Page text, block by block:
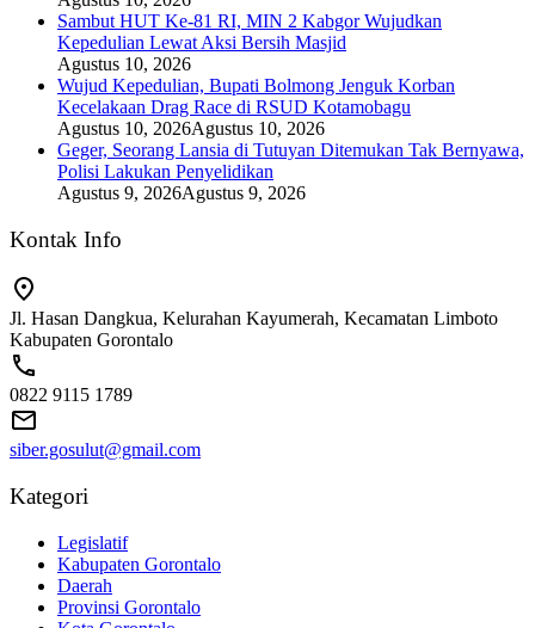
Sambut HUT Ke-81 RI, MIN 2 Kabgor Wujudkan
Kepedulian Lewat Aksi Bersih Masjid
Agustus 10, 2026
Wujud Kepedulian, Bupati Bolmong Jenguk Korban
Kecelakaan Drag Race di RSUD Kotamobagu
Agustus 10, 2026Agustus 10, 2026
Geger, Seorang Lansia di Tutuyan Ditemukan Tak Bernyawa,
Polisi Lakukan Penyelidikan
Agustus 9, 2026Agustus 9, 2026
Kontak Info
Jl. Hasan Dangkua, Kelurahan Kayumerah, Kecamatan Limboto
Kabupaten Gorontalo
0822 9115 1789
siber.gosulut@gmail.com
Kategori
Legislatif
Kabupaten Gorontalo
Daerah
Provinsi Gorontalo